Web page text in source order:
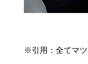
※引用：全てマツ